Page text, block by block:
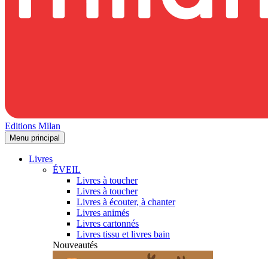
Editions Milan
Menu principal
Livres
ÉVEIL
Livres à toucher
Livres à toucher
Livres à écouter, à chanter
Livres animés
Livres cartonnés
Livres tissu et livres bain
Nouveautés